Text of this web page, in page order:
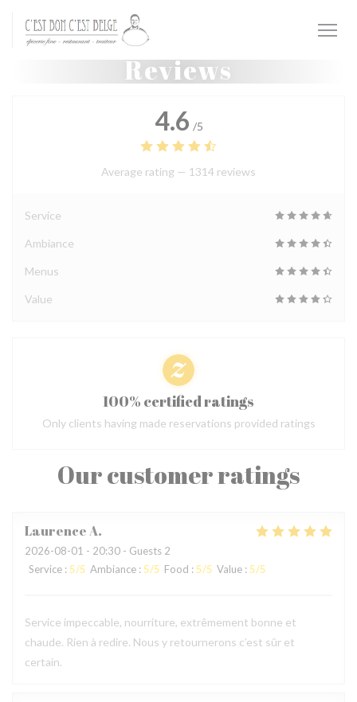
Personalizing your cookie choices
Reviews
Our customer ratings
LaurenceA
2026-08-01 - 20:30 - Guests 2
Service : 5/5 Ambiance : 5/5 Food : 5/5 Value : 5/5
Service impeccable, nourriture, extrêmement bonne et
chaude. Rien à redire. Nous y retournerons c’est sûr et
certain.
4.6 /5
Average rating — 1314 reviews
Service
Ambiance
Menus
Value
100% certified ratings
Only clients having made reservations provided ratings